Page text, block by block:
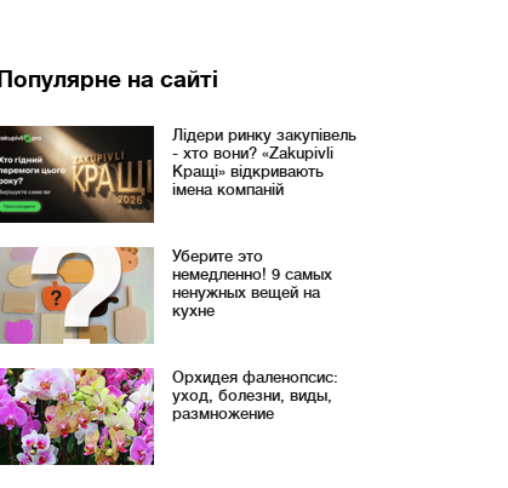
Популярне на сайті
Лідери ринку закупівель
- хто вони? «Zakupivli
Кращі» відкривають
імена компаній
Уберите это
немедленно! 9 самых
ненужных вещей на
кухне
Орхидея фаленопсис:
уход, болезни, виды,
размножение